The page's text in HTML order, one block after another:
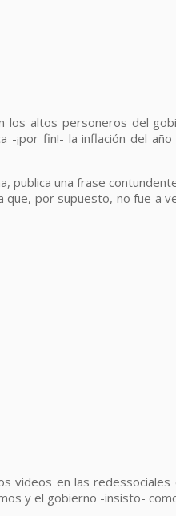
los altos personeros del
-¡por fin!- la inflación del
publica una frase
por supuesto, no fue a
videos en las redessociales
y el gobierno -insisto-